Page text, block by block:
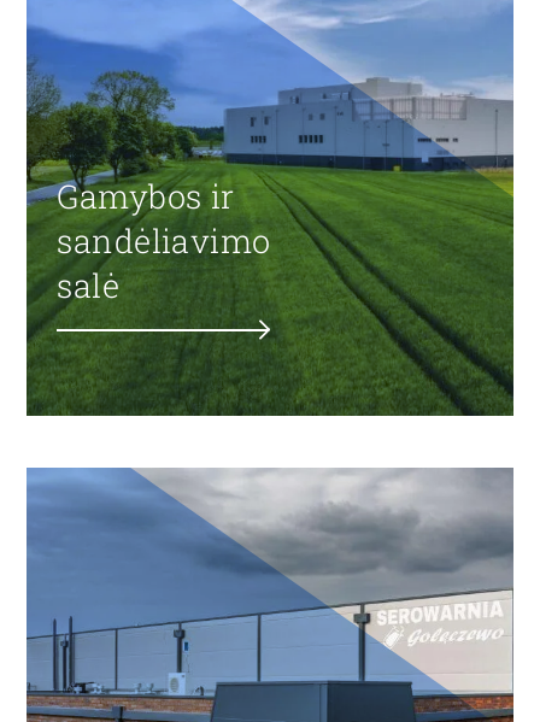
Gamybos ir
sandėliavimo
salė